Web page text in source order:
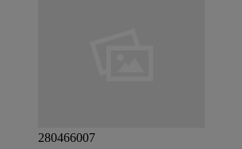
280466007